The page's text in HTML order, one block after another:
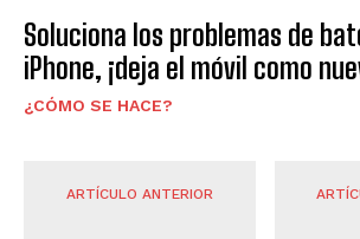
Soluciona los problemas de
iPhone, ¡deja el móvil como
¿CÓMO SE HACE?
ARTÍCULO ANTERIOR